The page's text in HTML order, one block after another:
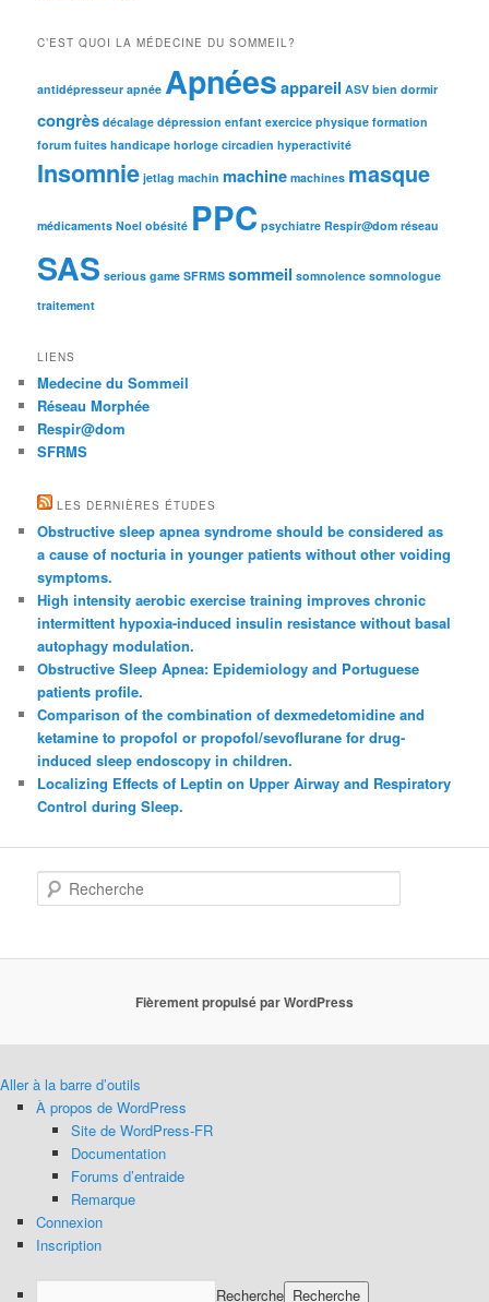
C’EST QUOI LA MÉDECINE DU SOMMEIL?
antidépresseur apnée Apnéesappareil ASV bien dormir
congrès décalage dépression enfant exercice physique formation
forum fuites handicape horloge circadien hyperactivité
Insomnie jetlag machin machine machines masque
médicaments Noel obésité PPC psychiatre Respir@dom réseau
SAS serious game SFRMS sommeil somnolence somnologue
traitement
LIENS
Medecine du Sommeil
Réseau Morphée
Respir@dom
SFRMS
LES DERNIÈRES ÉTUDES
Obstructive sleep apnea syndrome should be considered as
a cause of nocturia in younger patients without other voiding
symptoms.
High intensity aerobic exercise training improves chronic
intermittent hypoxia-induced insulin resistance without basal
autophagy modulation.
Obstructive Sleep Apnea: Epidemiology and Portuguese
patients profile.
Comparison of the combination of dexmedetomidine and
ketamine to propofol or propofol/sevoflurane for drug-
induced sleep endoscopy in children.
Localizing Effects of Leptin on Upper Airway and Respiratory
Control during Sleep.
Recherche
Fièrement propulsé par WordPress
Aller à la barre d’outils
À propos de WordPress
Site de WordPress-FR
Documentation
Forums d’entraide
Remarque
Connexion
Inscription
Recherche